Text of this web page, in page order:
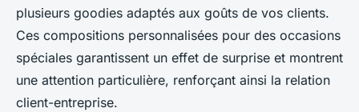
plusieurs goodies adaptés aux goûts de vos clients.
Ces compositions personnalisées pour des occasions
spéciales garantissent un effet de surprise et montrent
une attention particulière, renforçant ainsi la relation
client-entreprise.